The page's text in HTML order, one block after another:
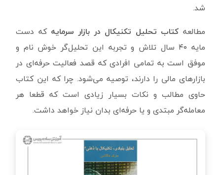
شد.
مطالعه کتاب تحلیل تکنیکال در بازار سرمایه که دست
مایه ۴۰ سال تلاش و تجربه این تحلیل‌گر خوش نام و
موفق است به تمامی افرادی که قصد فعالیت حرفه‌ای در
بازارهای مالی را دارند، توصیه می‌شود. چرا که این کتاب
حاوی مطالب و نکات بسیار زیادی است که قطعا هر
معامله‌گر مبتدی و یا حرفه‌ای بدان نیاز خواهد داشت.